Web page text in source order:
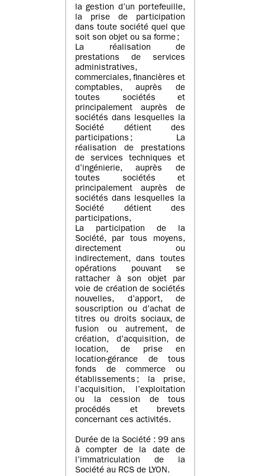
la gestion d’un portefeuille,
la prise de participation
dans toute société quel que
soit son objet ou sa forme ;
La réalisation de
prestations de services
administratives,
commerciales, financières et
comptables, auprès de
toutes sociétés et
principalement auprès de
sociétés dans lesquelles la
Société détient des
participations ; La
réalisation de prestations
de services techniques et
d’ingénierie, auprès de
toutes sociétés et
principalement auprès de
sociétés dans lesquelles la
Société détient des
participations,
La participation de la
Société, par tous moyens,
directement ou
indirectement, dans toutes
opérations pouvant se
rattacher à son objet par
voie de création de sociétés
nouvelles, d’apport, de
souscription ou d’achat de
titres ou droits sociaux, de
fusion ou autrement, de
création, d’acquisition, de
location, de prise en
location-gérance de tous
fonds de commerce ou
établissements ; la prise,
l’acquisition, l’exploitation
ou la cession de tous
procédés et brevets
concernant ces activités.
Durée de la Société : 99 ans
à compter de la date de
l’immatriculation de la
Société au RCS de LYON.